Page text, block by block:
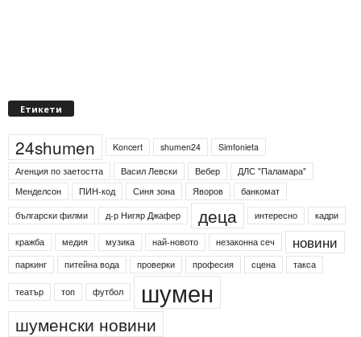
Етикети
24shumen Koncert shumen24
Simfonieta
Агенция по заетостта
Васил Левски Вебер
ДЛС "Паламара"
Менделсон
ПИН-код Синя зона Яворов
банкомат
български филми
д-р Нигяр Джафер деца интересно кадри
кражба медия музика най-новото незаконна сеч новини
паркинг питейна вода проверки професия сцена такса
театър топ футбол шумен
шуменски новини